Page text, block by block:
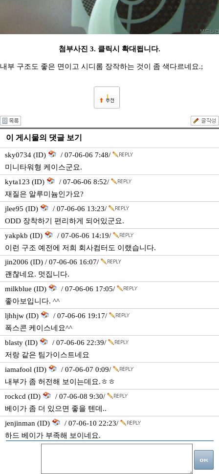
첨부사진 3. 클릭시 확대됩니다.
내부 구조도 좋은 면이고 시디롬 장작하는 것이 좀 색다르네요.;
1
이 게시물의 댓글 보기
sky0734 (ID)
/ 07-06-06 7:48/
미니타워형 케이스군요.
kyta123 (ID)
/ 07-06-06 8:52/
재질은 알루미늄인가요?
jlee95 (ID)
/ 07-06-06 13:23/
ODD 장착하기 편리하게 되어있군요.
yakpkb (ID)
/ 07-06-06 14:19/
이런 구조 예전에 저희 회사컴터도 이랬습니다.
jin2006 (ID) / 07-06-06 16:07/
괜찮네요. 멋집니다.
milkblue (ID)
/ 07-06-06 17:05/
좋아보입니다. ^^
ljhhjw (ID)
/ 07-06-06 19:17/
폭스콘 케이스네요^^
blasty (ID)
/ 07-06-06 22:39/
저랑 같은 팀가이스트네요
iamafool (ID)
/ 07-06-07 0:09/
내부가 좀 허전해 보이는데요.ㅎㅎ
rockcd (ID)
/ 07-06-08 9:30/
베이가 좀 더 있으면 좋을 텐데..
jenjinman (ID)
/ 07-06-10 22:23/
하드 베이가 부족해 보이네요.